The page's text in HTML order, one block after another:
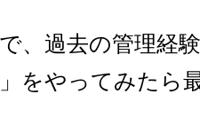
、過去の管理経
をやってみたら